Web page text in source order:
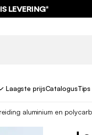
LEVERING*
Laagste prijsCatalogusTips
aluminium en